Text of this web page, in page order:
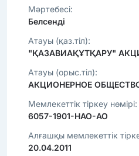
Мәртебесі:
Белсенді
Атауы (қаз.тіл):
"ҚАЗАВИАҚҰТҚАРУ"
Атауы (орыс.тіл):
АКЦИОНЕРНОЕ
Мемлекеттік тіркеу нөмірі:
6057-1901-НАО-АО
Алғашқы мемлекеттік
20.04.2011